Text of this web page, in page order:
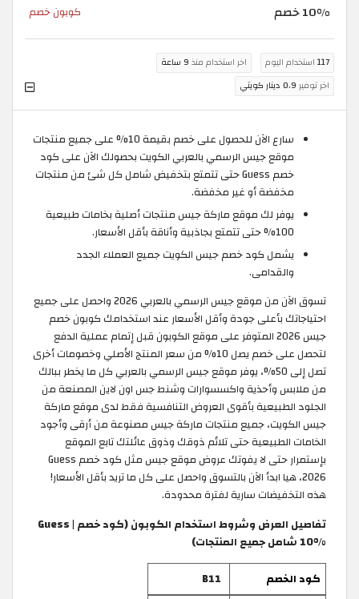
10% خصم كوبون خصم
117 استخدام اليوم اخر استخدام منذ 9 ساعة
اخر توفير 0.9 دينار كويتي
سارع الآن للحصول على خصم بقيمة 10% على جميع منتجات
موقع جيس الرسمي بالعربي الكويت بحصولك الآن على كود
خصم Guess حتى تتمتع بتخفيض شامل كل شئ من منتجات
مخفضة أو غير مخفضة.
يوفر لك موقع ماركة جيس منتجات أصلية بخامات طبيعية
100% حتى تتمتع بجاذبية وأناقة بأقل الأسعار.
يشمل كود خصم جيس الكويت جميع العملاء الجدد
والقدامى.
تسوق الآن من موقع جيس الرسمي بالعربي 2026 واحصل على جميع
احتياجاتك بأعلى جودة وأقل الأسعار عند استخدامك كوبون خصم
جيس 2026 المتوفر على موقع الكوبون قبل إتمام عملية الدفع
لتحصل على خصم يصل 10% من سعر المنتج الأصلي وخصومات أخرى
تصل إلى 50%، يوفر موقع جيس الرسمي بالعربي كل ما يخطر ببالك
من ملابس وأحذية واكسسوارات وشنط جس اون لاين المصنعة من
الجلود الطبيعية بأقوى العروض التنافسية فقط لدى موقع ماركة
جيس الكويت، جميع منتجات ماركة جيس مصنوعة من أرقى وأجود
الخامات الطبيعية حتى تلائم ذوقك وذوق عائلتك تابع الموقع
بإستمرار حتى لا يفوتك عروض موقع جيس مثل كود خصم Guess
2026، هيا ابدأ الآن بالتسوق واحصل على كل ما تريد بأقل الأسعار!
هذه التخفيضات سارية لفترة محدودة.
تفاصيل العرض وشروط استخدام الكوبون (كود خصم Guess |
10% شامل جميع المنتجات)
كود الخصم
B11